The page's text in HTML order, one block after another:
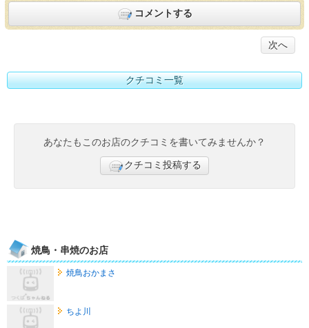
コメントする
次へ
クチコミ一覧
あなたもこのお店のクチコミを書いてみませんか？
クチコミ投稿する
焼鳥・串焼のお店
焼鳥おかまさ
ちよ川